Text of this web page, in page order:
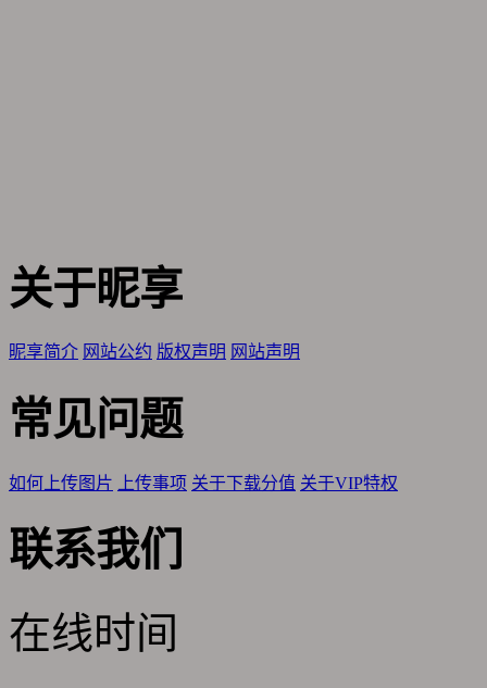
关于昵享
昵享简介 网站公约 版权声明 网站声明
常见问题
如何上传图片 上传事项 关于下载分值 关于VIP特权
联系我们
在线时间